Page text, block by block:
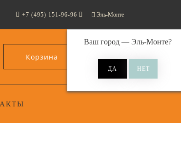
Эль-Монте
Ваш город — Эль-Монте?
+7 (495) 151-96-96
Корзина 0